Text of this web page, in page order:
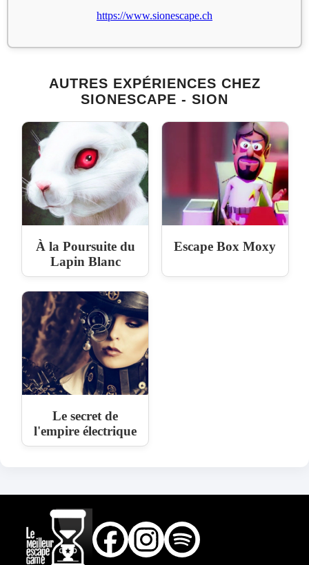
https://www.sionescape.ch
AUTRES EXPÉRIENCES CHEZ
SIONESCAPE - SION
À la Poursuite du
Lapin Blanc
Escape Box Moxy
Le secret de
l'empire électrique